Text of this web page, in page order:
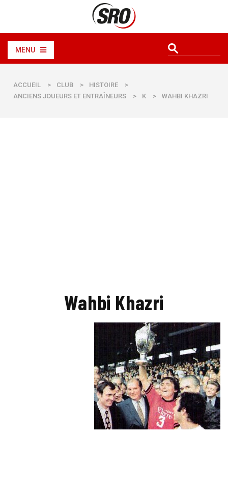
MENU
ACCUEIL > CLUB > HISTOIRE
>
ANCIENS JOUEURS ET ENTRAÎNEURS
> K > WAHBI KHAZRI
Wahbi Khazri